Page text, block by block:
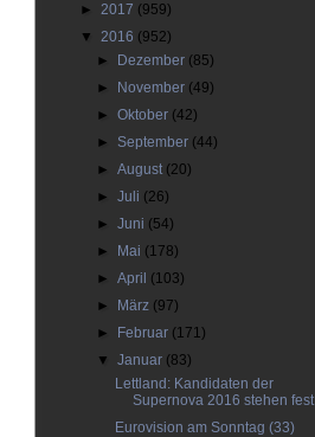
► 2017 (959)
▼ 2016 (952)
►
Dezember (85)
►
November (49)
►Oktober (42)
► September (44)
►August (20)
►Juli (26)
►Juni (54)
►
Mai (178)
►April (103)
►
März (97)
►
Februar (171)
▼Januar (83)
Lettland: Kandidaten der
Supernova 2016 stehen fest
Eurovision am Sonntag (33)